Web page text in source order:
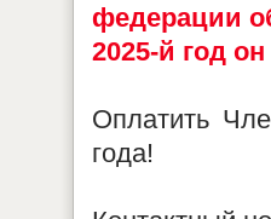
федерации
2025-й год
Оплатить
года!